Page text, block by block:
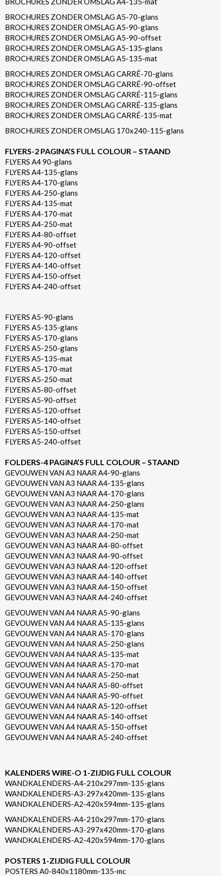
BROCHURES ZONDER OMSLAG A5-70-glans
BROCHURES ZONDER OMSLAG A5-90-glans
BROCHURES ZONDER OMSLAG A5-90-offset
BROCHURES ZONDER OMSLAG A5-135-glans
BROCHURES ZONDER OMSLAG A5-135-mat
BROCHURES ZONDER OMSLAG CARRÉ-70-glans
BROCHURES ZONDER OMSLAG CARRÉ-90-offset
BROCHURES ZONDER OMSLAG CARRÉ-115-glans
BROCHURES ZONDER OMSLAG CARRÉ-135-glans
BROCHURES ZONDER OMSLAG CARRÉ-135-mat
BROCHURES ZONDER OMSLAG 170x240-115-glans
FLYERS-2 PAGINA’S FULL COLOUR – STAAND
FLYERS A4 90-glans
FLYERS A4-135-glans
FLYERS A4-170-glans
FLYERS A4-250-glans
FLYERS A4-135-mat
FLYERS A4-170-mat
FLYERS A4-250-mat
FLYERS A4-80-offset
FLYERS A4-90-offset
FLYERS A4-120-offset
FLYERS A4-140-offset
FLYERS A4-150-offset
FLYERS A4-240-offset
FLYERS A5-90-glans
FLYERS A5-135-glans
FLYERS A5-170-glans
FLYERS A5-250-glans
FLYERS A5-135-mat
FLYERS A5-170-mat
FLYERS A5-250-mat
FLYERS A5-80-offset
FLYERS A5-90-offset
FLYERS A5-120-offset
FLYERS A5-140-offset
FLYERS A5-150-offset
FLYERS A5-240-offset
FOLDERS-4 PAGINA’S FULL COLOUR – STAAND
GEVOUWEN VAN A3 NAAR A4-90-glans
GEVOUWEN VAN A3 NAAR A4-135-glans
GEVOUWEN VAN A3 NAAR A4-170-glans
GEVOUWEN VAN A3 NAAR A4-250-glans
GEVOUWEN VAN A3 NAAR A4-135-mat
GEVOUWEN VAN A3 NAAR A4-170-mat
GEVOUWEN VAN A3 NAAR A4-250-mat
GEVOUWEN VAN A3 NAAR A4-80-offset
GEVOUWEN VAN A3 NAAR A4-90-offset
GEVOUWEN VAN A3 NAAR A4-120-offset
GEVOUWEN VAN A3 NAAR A4-140-offset
GEVOUWEN VAN A3 NAAR A4-150-offset
GEVOUWEN VAN A3 NAAR A4-240-offset
GEVOUWEN VAN A4 NAAR A5-90-glans
GEVOUWEN VAN A4 NAAR A5-135-glans
GEVOUWEN VAN A4 NAAR A5-170-glans
GEVOUWEN VAN A4 NAAR A5-250-glans
GEVOUWEN VAN A4 NAAR A5-135-mat
GEVOUWEN VAN A4 NAAR A5-170-mat
GEVOUWEN VAN A4 NAAR A5-250-mat
GEVOUWEN VAN A4 NAAR A5-80-offset
GEVOUWEN VAN A4 NAAR A5-90-offset
GEVOUWEN VAN A4 NAAR A5-120-offset
GEVOUWEN VAN A4 NAAR A5-140-offset
GEVOUWEN VAN A4 NAAR A5-150-offset
GEVOUWEN VAN A4 NAAR A5-240-offset
KALENDERS WIRE-O 1-ZIJDIG FULL COLOUR
WANDKALENDERS-A4-210x297mm-135-glans
WANDKALENDERS-A3-297x420mm-135-glans
WANDKALENDERS-A2-420x594mm-135-glans
WANDKALENDERS-A4-210x297mm-170-glans
WANDKALENDERS-A3-297x420mm-170-glans
WANDKALENDERS-A2-420x594mm-170-glans
POSTERS 1-ZIJDIG FULL COLOUR
POSTERS A0-840x1180mm-135-mc